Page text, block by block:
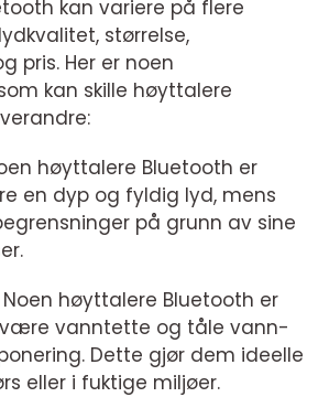
kan variere på flere
størrelse,
pris. Her er noen
kan skille høyttalere
høyttalere Bluetooth er
en dyp og fyldig lyd, mens
på grunn av sine
høyttalere Bluetooth er
vanntette og tåle vann-
Dette gjør dem ideelle
eller i fuktige miljøer.